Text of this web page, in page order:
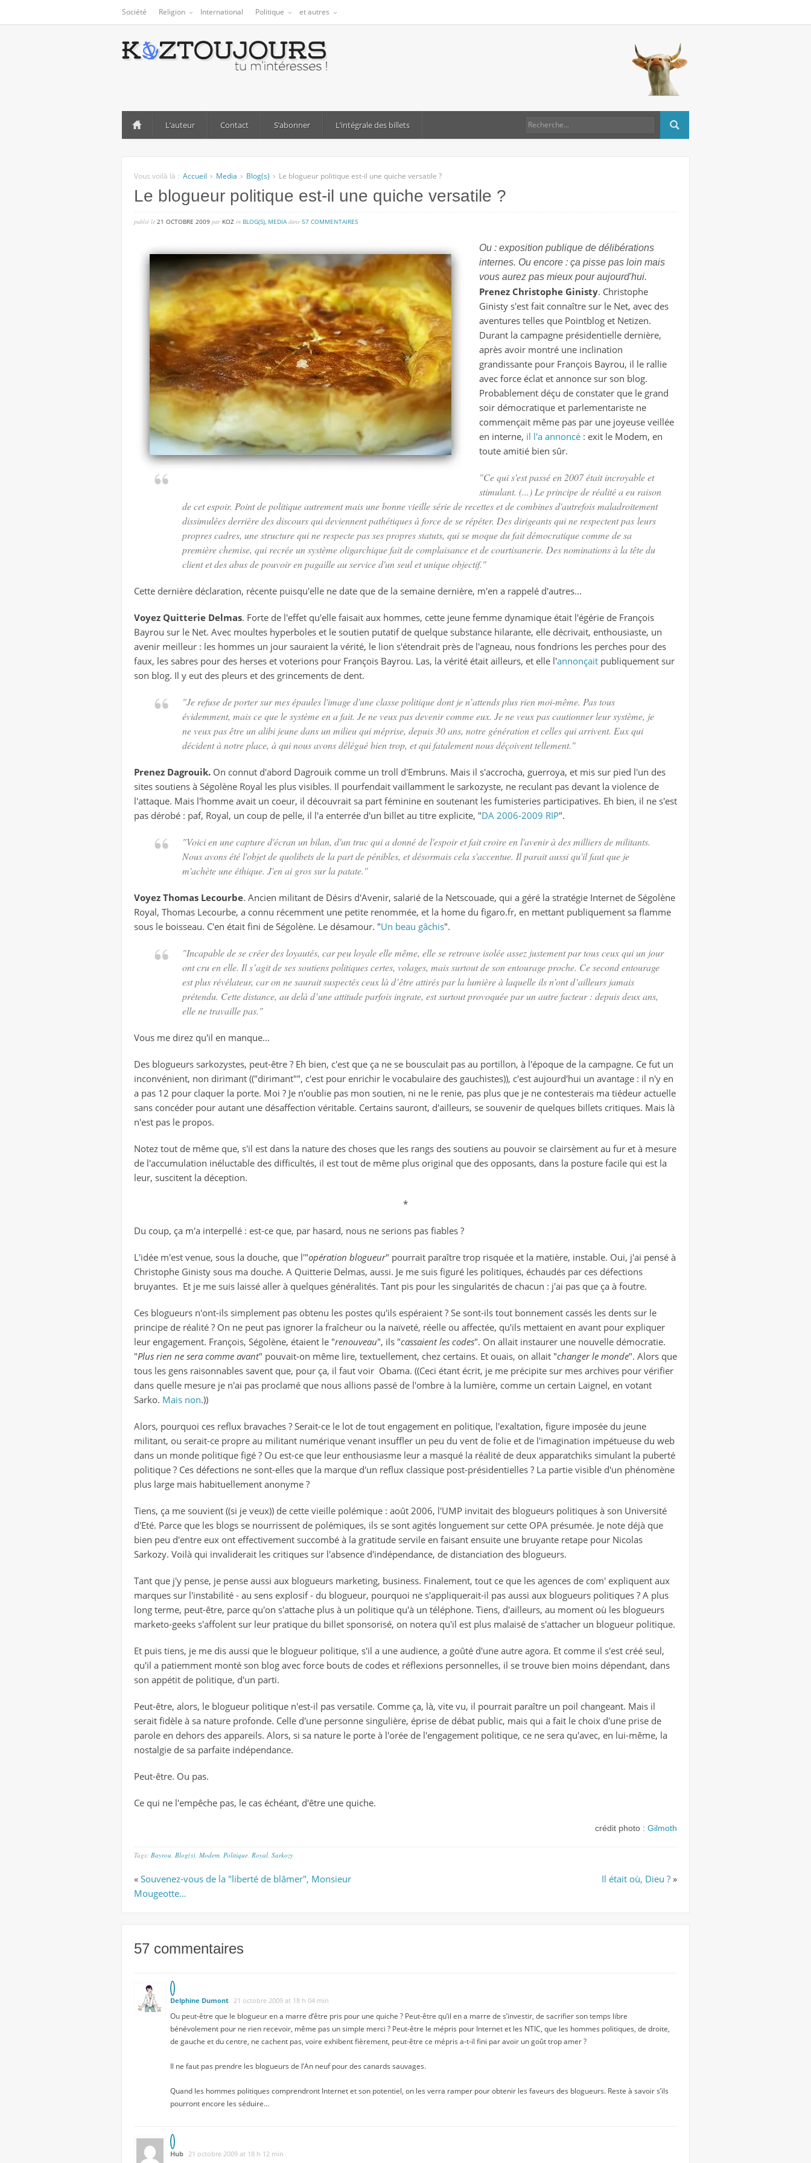
Société Religion International Politique et autres
L’auteur Contact S’abonner L’intégrale des billets
Vous voilà là : Accueil Media Blog(s) Le blogueur politique est-il une quiche versatile ?
Le blogueur politique est-il une quiche versatile ?
publié lé 21 OCTOBRE 2009 par KOZ in BLOG(S), MEDIA dans 57 COMMENTAIRESsur
blogueur
politique
il
une
quiche
versatile
?
Ou : exposition publique de délibérations
internes. Ou encore : ça pisse pas loin mais
vous aurez pas mieux pour aujourd'hui.
Prenez Christophe Ginisty. Christophe
Ginisty s'est fait connaître sur le Net, avec des
aventures telles que Pointblog et Netizen.
Durant la campagne présidentielle dernière,
après avoir montré une inclination
grandissante pour François Bayrou, il le rallie
avec force éclat et annonce sur son blog.
Probablement déçu de constater que le grand
soir démocratique et parlementariste ne
commençait même pas par une joyeuse veillée
en interne, il l'a annoncé : exit le Modem, en
toute amitié bien sûr.
"Ce qui s'est passé en 2007 était incroyable et
stimulant. (...) Le principe de réalité a eu raison
de cet espoir. Point de politique autrement mais une bonne vieille série de recettes et de combines d'autrefois maladroitement
dissimulées derrière des discours qui deviennent pathétiques à force de se répéter. Des dirigeants qui ne respectent pas leurs
propres cadres, une structure qui ne respecte pas ses propres statuts, qui se moque du fait démocratique comme de sa
première chemise, qui recrée un système oligarchique fait de complaisance et de courtisanerie. Des nominations à la tête du
client et des abus de pouvoir en pagaille au service d'un seul et unique objectif."
Cette dernière déclaration, récente puisqu'elle ne date que de la semaine dernière, m'en a rappelé d'autres...
Voyez Quitterie Delmas. Forte de l'effet qu'elle faisait aux hommes, cette jeune femme dynamique était l'égérie de François
Bayrou sur le Net. Avec moultes hyperboles et le soutien putatif de quelque substance hilarante, elle décrivait, enthousiaste, un
avenir meilleur : les hommes un jour sauraient la vérité, le lion s'étendrait près de l'agneau, nous fondrions les perches pour des
faux, les sabres pour des herses et voterions pour François Bayrou. Las, la vérité était ailleurs, et elle l'annonçait publiquement sur
son blog. Il y eut des pleurs et des grincements de dent.
"Je refuse de porter sur mes épaules l'image d'une classe politique dont je n’attends plus rien moi-même. Pas tous
évidemment, mais ce que le système en a fait. Je ne veux pas devenir comme eux. Je ne veux pas cautionner leur système, je
ne veux pas être un alibi jeune dans un milieu qui méprise, depuis 30 ans, notre génération et celles qui arrivent. Eux qui
décident à notre place, à qui nous avons délégué bien trop, et qui fatalement nous déçoivent tellement."
Prenez Dagrouik. On connut d'abord Dagrouik comme un troll d'Embruns. Mais il s'accrocha, guerroya, et mis sur pied l'un des
sites soutiens à Ségolène Royal les plus visibles. Il pourfendait vaillamment le sarkozyste, ne reculant pas devant la violence de
l'attaque. Mais l'homme avait un coeur, il découvrait sa part féminine en soutenant les fumisteries participatives. Eh bien, il ne s'est
pas dérobé : paf, Royal, un coup de pelle, il l'a enterrée d'un billet au titre explicite, "DA 2006-2009 RIP".
"Voici en une capture d'écran un bilan, d'un truc qui a donné de l'espoir et fait croire en l'avenir à des milliers de militants.
Nous avons été l'objet de quolibets de la part de pénibles, et désormais cela s'accentue. Il parait aussi qu'il faut que je
m'achète une éthique. J'en ai gros sur la patate."
Voyez Thomas Lecourbe. Ancien militant de Désirs d'Avenir, salarié de la Netscouade, qui a géré la stratégie Internet de Ségolène
Royal, Thomas Lecourbe, a connu récemment une petite renommée, et la home du figaro.fr, en mettant publiquement sa flamme
sous le boisseau. C'en était fini de Ségolène. Le désamour. "Un beau gâchis".
"Incapable de se créer des loyautés, car peu loyale elle même, elle se retrouve isolée assez justement par tous ceux qui un jour
ont cru en elle. Il s’agit de ses soutiens politiques certes, volages, mais surtout de son entourage proche. Ce second entourage
est plus révélateur, car on ne saurait suspectés ceux là d’être attirés par la lumière à laquelle ils n’ont d’ailleurs jamais
prétendu. Cette distance, au delà d’une attitude parfois ingrate, est surtout provoquée par un autre facteur : depuis deux ans,
elle ne travaille pas."
Vous me direz qu'il en manque...
Des blogueurs sarkozystes, peut-être ? Eh bien, c'est que ça ne se bousculait pas au portillon, à l'époque de la campagne. Ce fut un
inconvénient, non dirimant (("dirimant"", c'est pour enrichir le vocabulaire des gauchistes)), c'est aujourd'hui un avantage : il n'y en
a pas 12 pour claquer la porte. Moi ? Je n'oublie pas mon soutien, ni ne le renie, pas plus que je ne contesterais ma tiédeur actuelle
sans concéder pour autant une désaffection véritable. Certains sauront, d'ailleurs, se souvenir de quelques billets critiques. Mais là
n'est pas le propos.
Notez tout de même que, s'il est dans la nature des choses que les rangs des soutiens au pouvoir se clairsèment au fur et à mesure
de l'accumulation inéluctable des difficultés, il est tout de même plus original que des opposants, dans la posture facile qui est la
leur, suscitent la déception.
*
Du coup, ça m'a interpellé : est-ce que, par hasard, nous ne serions pas fiables ?
L'idée m'est venue, sous la douche, que l'"opération blogueur" pourrait paraître trop risquée et la matière, instable. Oui, j'ai pensé à
Christophe Ginisty sous ma douche. A Quitterie Delmas, aussi. Je me suis figuré les politiques, échaudés par ces défections
bruyantes. Et je me suis laissé aller à quelques généralités. Tant pis pour les singularités de chacun : j'ai pas que ça à foutre.
Ces blogueurs n'ont-ils simplement pas obtenu les postes qu'ils espéraient ? Se sont-ils tout bonnement cassés les dents sur le
principe de réalité ? On ne peut pas ignorer la fraîcheur ou la naïveté, réelle ou affectée, qu'ils mettaient en avant pour expliquer
leur engagement. François, Ségolène, étaient le "renouveau", ils "cassaient les codes". On allait instaurer une nouvelle démocratie.
"Plus rien ne sera comme avant" pouvait-on même lire, textuellement, chez certains. Et ouais, on allait "changer le monde". Alors que
tous les gens raisonnables savent que, pour ça, il faut voir Obama. ((Ceci étant écrit, je me précipite sur mes archives pour vérifier
dans quelle mesure je n'ai pas proclamé que nous allions passé de l'ombre à la lumière, comme un certain Laignel, en votant
Sarko. Mais non.))
Alors, pourquoi ces reflux bravaches ? Serait-ce le lot de tout engagement en politique, l'exaltation, figure imposée du jeune
militant, ou serait-ce propre au militant numérique venant insuffler un peu du vent de folie et de l'imagination impétueuse du web
dans un monde politique figé ? Ou est-ce que leur enthousiasme leur a masqué la réalité de deux apparatchiks simulant la puberté
politique ? Ces défections ne sont-elles que la marque d'un reflux classique post-présidentielles ? La partie visible d'un phénomène
plus large mais habituellement anonyme ?
Tiens, ça me souvient ((si je veux)) de cette vieille polémique : août 2006, l'UMP invitait des blogueurs politiques à son Université
d'Eté. Parce que les blogs se nourrissent de polémiques, ils se sont agités longuement sur cette OPA présumée. Je note déjà que
bien peu d'entre eux ont effectivement succombé à la gratitude servile en faisant ensuite une bruyante retape pour Nicolas
Sarkozy. Voilà qui invaliderait les critiques sur l'absence d'indépendance, de distanciation des blogueurs.
Tant que j'y pense, je pense aussi aux blogueurs marketing, business. Finalement, tout ce que les agences de com' expliquent aux
marques sur l'instabilité - au sens explosif - du blogueur, pourquoi ne s'appliquerait-il pas aussi aux blogueurs politiques ? A plus
long terme, peut-être, parce qu'on s'attache plus à un politique qu'à un téléphone. Tiens, d'ailleurs, au moment où les blogueurs
marketo-geeks s'affolent sur leur pratique du billet sponsorisé, on notera qu'il est plus malaisé de s'attacher un blogueur politique.
Et puis tiens, je me dis aussi que le blogueur politique, s'il a une audience, a goûté d'une autre agora. Et comme il s'est créé seul,
qu'il a patiemment monté son blog avec force bouts de codes et réflexions personnelles, il se trouve bien moins dépendant, dans
son appétit de politique, d'un parti.
Peut-être, alors, le blogueur politique n'est-il pas versatile. Comme ça, là, vite vu, il pourrait paraître un poil changeant. Mais il
serait fidèle à sa nature profonde. Celle d'une personne singulière, éprise de débat public, mais qui a fait le choix d'une prise de
parole en dehors des appareils. Alors, si sa nature le porte à l'orée de l'engagement politique, ce ne sera qu'avec, en lui-même, la
nostalgie de sa parfaite indépendance.
Peut-être. Ou pas.
Ce qui ne l'empêche pas, le cas échéant, d'être une quiche.
crédit photo : Gilmoth
Tags: Bayrou, Blog(s), Modem, Politique, Royal, Sarkozy
« Souvenez-vous de la "liberté de blâmer", Monsieur
Mougeotte…
Il était où, Dieu ? »
57 commentaires
Delphine Dumont 21 octobre 2009 at 18 h 04 min
Ou peut-être que le blogueur en a marre d’être pris pour une quiche ? Peut-être qu’il en a marre de s’investir, de sacrifier son temps libre
bénévolement pour ne rien recevoir, même pas un simple merci ? Peut-être le mépris pour Internet et les NTIC, que les hommes politiques, de droite,
de gauche et du centre, ne cachent pas, voire exhibent fièrement, peut-être ce mépris a-t-il fini par avoir un goût trop amer ?
Il ne faut pas prendre les blogueurs de l’An neuf pour des canards sauvages.
Quand les hommes politiques comprendront Internet et son potentiel, on les verra ramper pour obtenir les faveurs des blogueurs. Reste à savoir s’ils
pourront encore les séduire…
Hub 21 octobre 2009 at 18 h 12 min